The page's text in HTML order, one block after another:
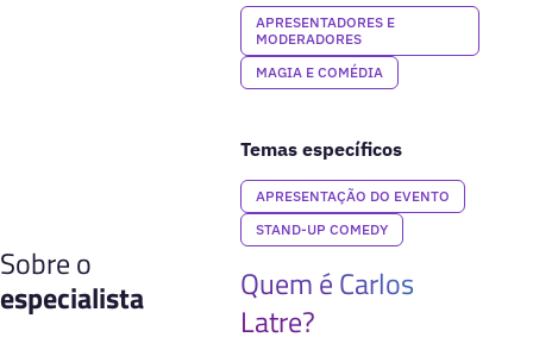
APRESENTADORES E
MODERADORES
MAGIA E COMÉDIA
Temas específicos
APRESENTAÇÃO DO EVENTO
STAND-UP COMEDY
Sobre o
especialista
Quem é Carlos
Latre?